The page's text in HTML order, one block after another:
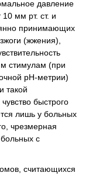
давление
мм рт. ст. и
принимающих
(жжения),
стимулам (при
рН-метрии)
такой
быстрого
лишь у больных
чрезмерная
с
считающихся